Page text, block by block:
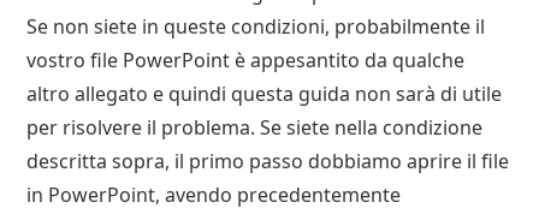
Se non siete in queste condizioni, probabilmente il
vostro file PowerPoint è appesantito da qualche
altro allegato e quindi questa guida non sarà di utile
per risolvere il problema. Se siete nella condizione
descritta sopra, il primo passo dobbiamo aprire il file
in PowerPoint, avendo precedentemente